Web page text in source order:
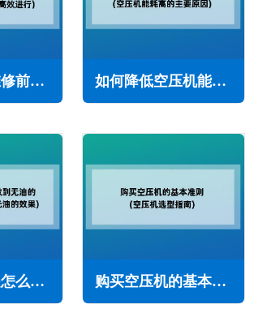
螺杆空压机维修前的注意事项(确保维修工作安全高效进行) 如何降低空压机能耗高(空压机能耗高的主要原因)
无油空压机是怎么做到无油的(通过多种措施实现无油的效果) 购买空压机的基本准则(空压机选型指南)